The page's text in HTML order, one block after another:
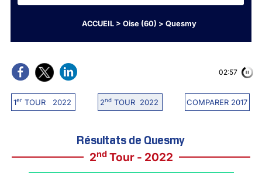
ACCUEIL > Oise (60) > Quesmy
1erTOUR 2022 2ndTOUR 2022 COMPARER 2017
02:56
Résultats de Quesmy
2ndTour - 2022